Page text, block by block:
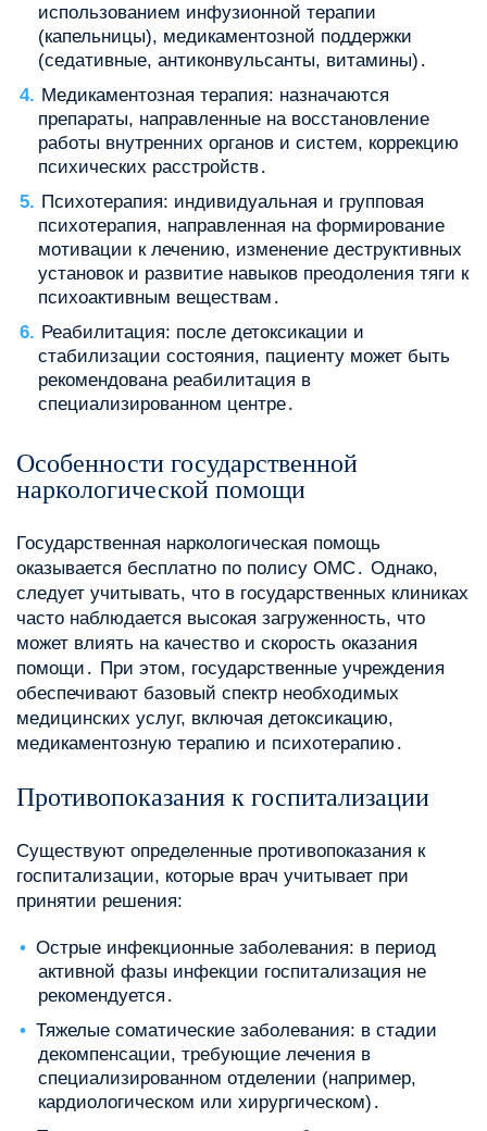
использованием инфузионной терапии
(капельницы), медикаментозной поддержки
(седативные, антиконвульсанты, витамины)․
Медикаментозная терапия: назначаются
препараты, направленные на восстановление
работы внутренних органов и систем, коррекцию
психических расстройств․
Психотерапия: индивидуальная и групповая
психотерапия, направленная на формирование
мотивации к лечению, изменение деструктивных
установок и развитие навыков преодоления тяги к
психоактивным веществам․
Реабилитация: после детоксикации и
стабилизации состояния, пациенту может быть
рекомендована реабилитация в
специализированном центре․
Особенности государственной
наркологической помощи
Государственная наркологическая помощь
оказывается бесплатно по полису ОМС․ Однако,
следует учитывать, что в государственных клиниках
часто наблюдается высокая загруженность, что
может влиять на качество и скорость оказания
помощи․ При этом, государственные учреждения
обеспечивают базовый спектр необходимых
медицинских услуг, включая детоксикацию,
медикаментозную терапию и психотерапию․
Противопоказания к госпитализации
Существуют определенные противопоказания к
госпитализации, которые врач учитывает при
принятии решения:
Острые инфекционные заболевания: в период
активной фазы инфекции госпитализация не
рекомендуется․
Тяжелые соматические заболевания: в стадии
декомпенсации, требующие лечения в
специализированном отделении (например,
кардиологическом или хирургическом)․